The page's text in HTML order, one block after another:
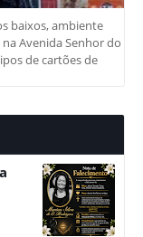
baixos, ambiente
Avenida Senhor do
de cartões de